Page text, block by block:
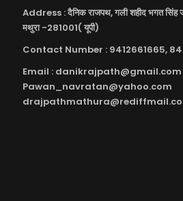
Address : दैनिक राजपथ, गली शहीद भगत
मथुरा -281001( यूपी)
Contact Number : 9412661665,
Email : danikrajpath@gmail.com
Pawan_navratan@yahoo.com